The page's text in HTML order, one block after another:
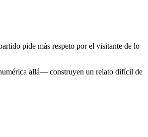
pide más respeto por el visitante de lo
allá— construyen un relato difícil de